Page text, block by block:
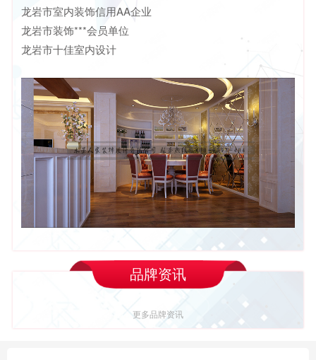
龙岩市室内装饰信用AA企业
龙岩市装饰***会员单位
龙岩市十佳室内设计
品牌资讯
更多品牌资讯